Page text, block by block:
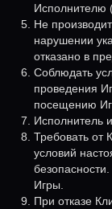
Исполнителю
Не
нарушении
отказано в
Соблюдать
проведения
посещению
Исполнитель
Требовать от
условий
Игры.
При отказе